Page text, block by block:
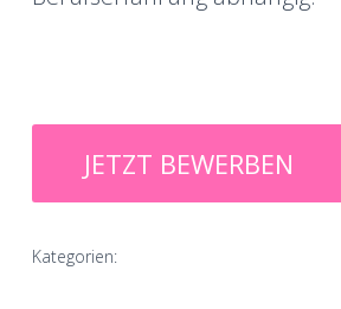
Kategorien: